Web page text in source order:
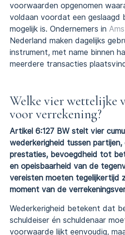
voorwaarden opgenomen
voldaan voordat een geslaagd
mogelijk is. Ondernemers in
Nederland maken dagelijks
instrument, met name binnen
meerdere transacties
Welke vier wettelijke
voor verrekening?
Artikel 6:127 BW stelt vier
wederkerigheid tussen
prestaties, bevoegdheid tot
en opeisbaarheid van de
vereisten moeten tegelijkertijd
moment van de
Wederkerigheid betekent dat
schuldeiser én schuldenaar
voorwaarde lijkt eenvoudig,